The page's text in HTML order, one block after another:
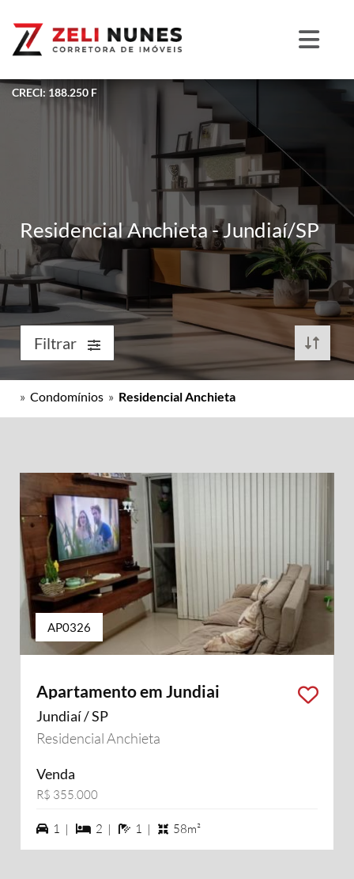
CRECI: 188.250 F
Residencial Anchieta - Jundiaí/SP
Filtrar
» Condomínios » Residencial Anchieta
AP0326
Apartamento em Jundiai
Jundiaí / SP
Residencial Anchieta
Venda
R$ 355.000
1 vagas na garagem
1 | 2 dormiórios
2 | 1 banheiros
1 | 58m²